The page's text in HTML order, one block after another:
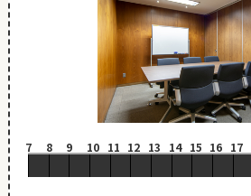
7 8 9 10 11 12 13 14 15 16 17